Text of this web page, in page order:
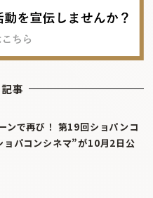
事
ンで再び！ 第19回ショパンコ
ョパコンシネマ”が10月2日公